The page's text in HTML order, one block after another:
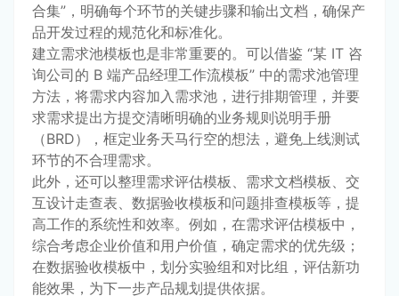
合集”，明确每个环节的关键步骤和输出文档，确保产
品开发过程的规范化和标准化。
建立需求池模板也是非常重要的。可以借鉴 “某 IT 咨
询公司的 B 端产品经理工作流模板” 中的需求池管理
方法，将需求内容加入需求池，进行排期管理，并要
求需求提出方提交清晰明确的业务规则说明手册
（BRD），框定业务天马行空的想法，避免上线测试
环节的不合理需求。
此外，还可以整理需求评估模板、需求文档模板、交
互设计走查表、数据验收模板和问题排查模板等，提
高工作的系统性和效率。例如，在需求评估模板中，
综合考虑企业价值和用户价值，确定需求的优先级；
在数据验收模板中，划分实验组和对比组，评估新功
能效果，为下一步产品规划提供依据。